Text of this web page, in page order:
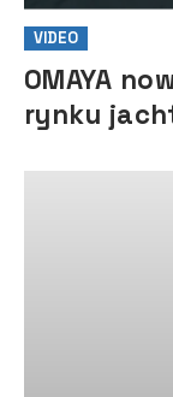
VIDEO
OMAYA
rynku